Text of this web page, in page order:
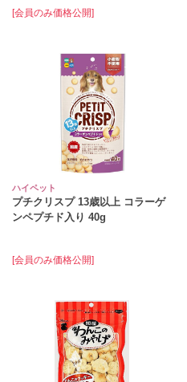
[会員のみ価格公開]
ハイペット
プチクリスプ 13歳以上 コラーゲ
ンペプチド入り 40g
[会員のみ価格公開]